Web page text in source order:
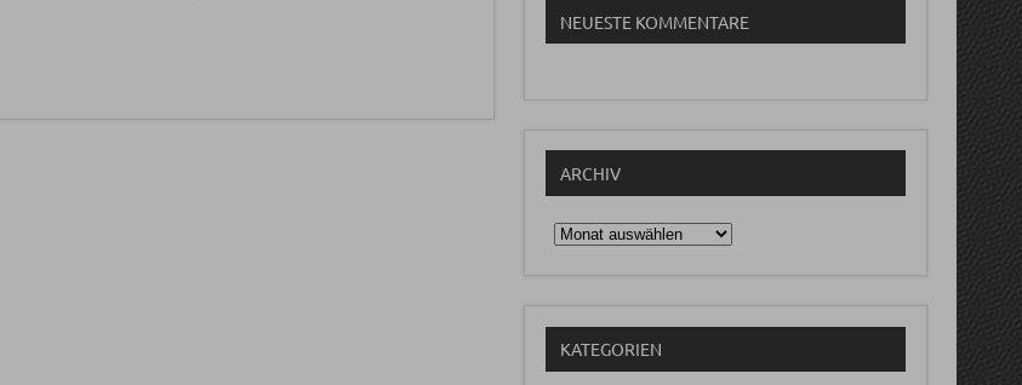
NEUESTE KOMMENTARE
ARCHIV
Archiv
KATEGORIEN